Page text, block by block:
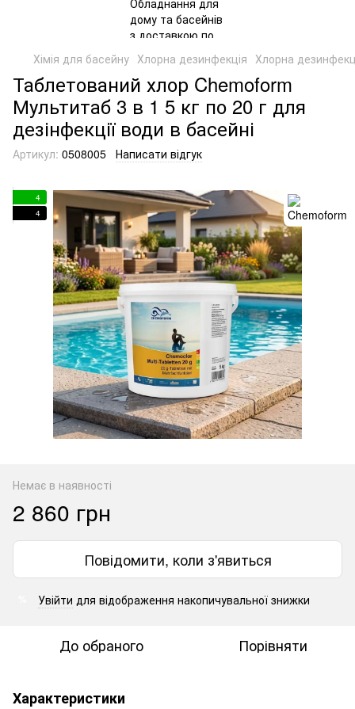
Хімія для басейну Хлорна дезинфекція Хлорна
Таблетований хлор Chemoform
Мультитаб 3 в 1 5 кг по 20 г для
дезінфекції води в басейні
Артикул: 0508005 Написати відгук
4
4
Немає в наявності
2 860 грн
Повідомити, коли з'явиться
Увійти для відображення накопичувальної знижки
До обраного Порівняти
Характеристики